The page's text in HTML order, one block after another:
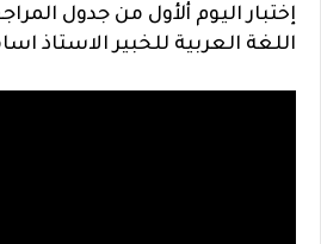
إختبار اليوم ألأول من جدول
اللغة العربية للخبير الاستاذ